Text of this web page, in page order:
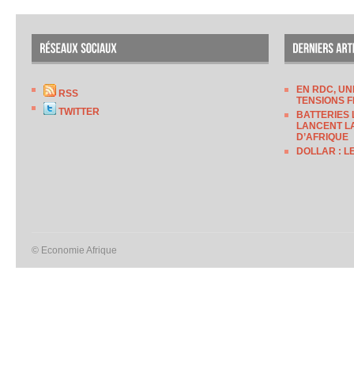
RSS
TWITTER
EN RDC,
TENSIONS
BATTERIES
LANCENT
D’AFRIQUE
DOLLAR :
© Economie Afrique